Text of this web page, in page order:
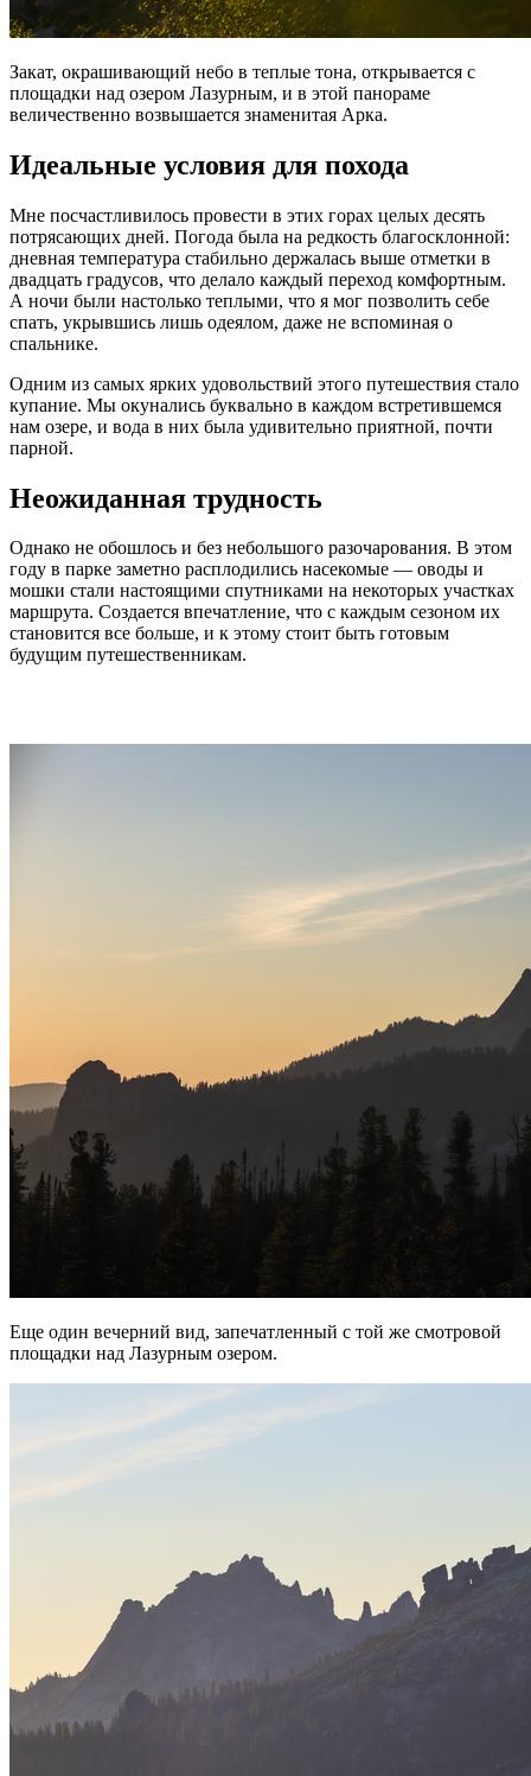
Закат, окрашивающий небо в теплые тона, открывается с
площадки над озером Лазурным, и в этой панораме
величественно возвышается знаменитая Арка.
Идеальные условия для похода
Мне посчастливилось провести в этих горах целых десять
потрясающих дней. Погода была на редкость благосклонной:
дневная температура стабильно держалась выше отметки в
двадцать градусов, что делало каждый переход комфортным.
А ночи были настолько теплыми, что я мог позволить себе
спать, укрывшись лишь одеялом, даже не вспоминая о
спальнике.
Одним из самых ярких удовольствий этого путешествия стало
купание. Мы окунались буквально в каждом встретившемся
нам озере, и вода в них была удивительно приятной, почти
парной.
Неожиданная трудность
Однако не обошлось и без небольшого разочарования. В этом
году в парке заметно расплодились насекомые — оводы и
мошки стали настоящими спутниками на некоторых участках
маршрута. Создается впечатление, что с каждым сезоном их
становится все больше, и к этому стоит быть готовым
будущим путешественникам.
Еще один вечерний вид, запечатленный с той же смотровой
площадки над Лазурным озером.